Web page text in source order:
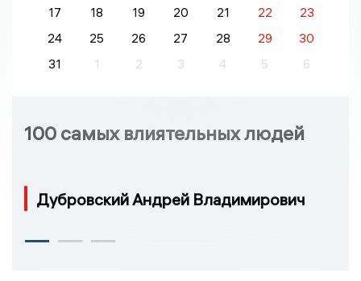
17
18 19 20 21 22
23
24
25 26 27 28 29
30
31
1 2 3 4 5 6
100 самых влиятельных людей
Дубровский Андрей Владимирович